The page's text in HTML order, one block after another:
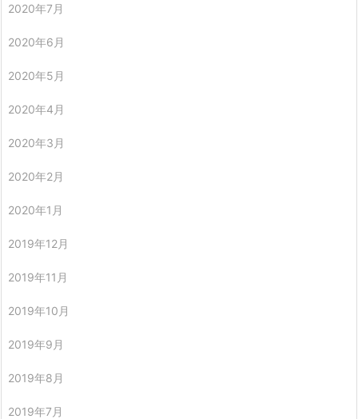
2020年7月
2020年6月
2020年5月
2020年4月
2020年3月
2020年2月
2020年1月
2019年12月
2019年11月
2019年10月
2019年9月
2019年8月
2019年7月